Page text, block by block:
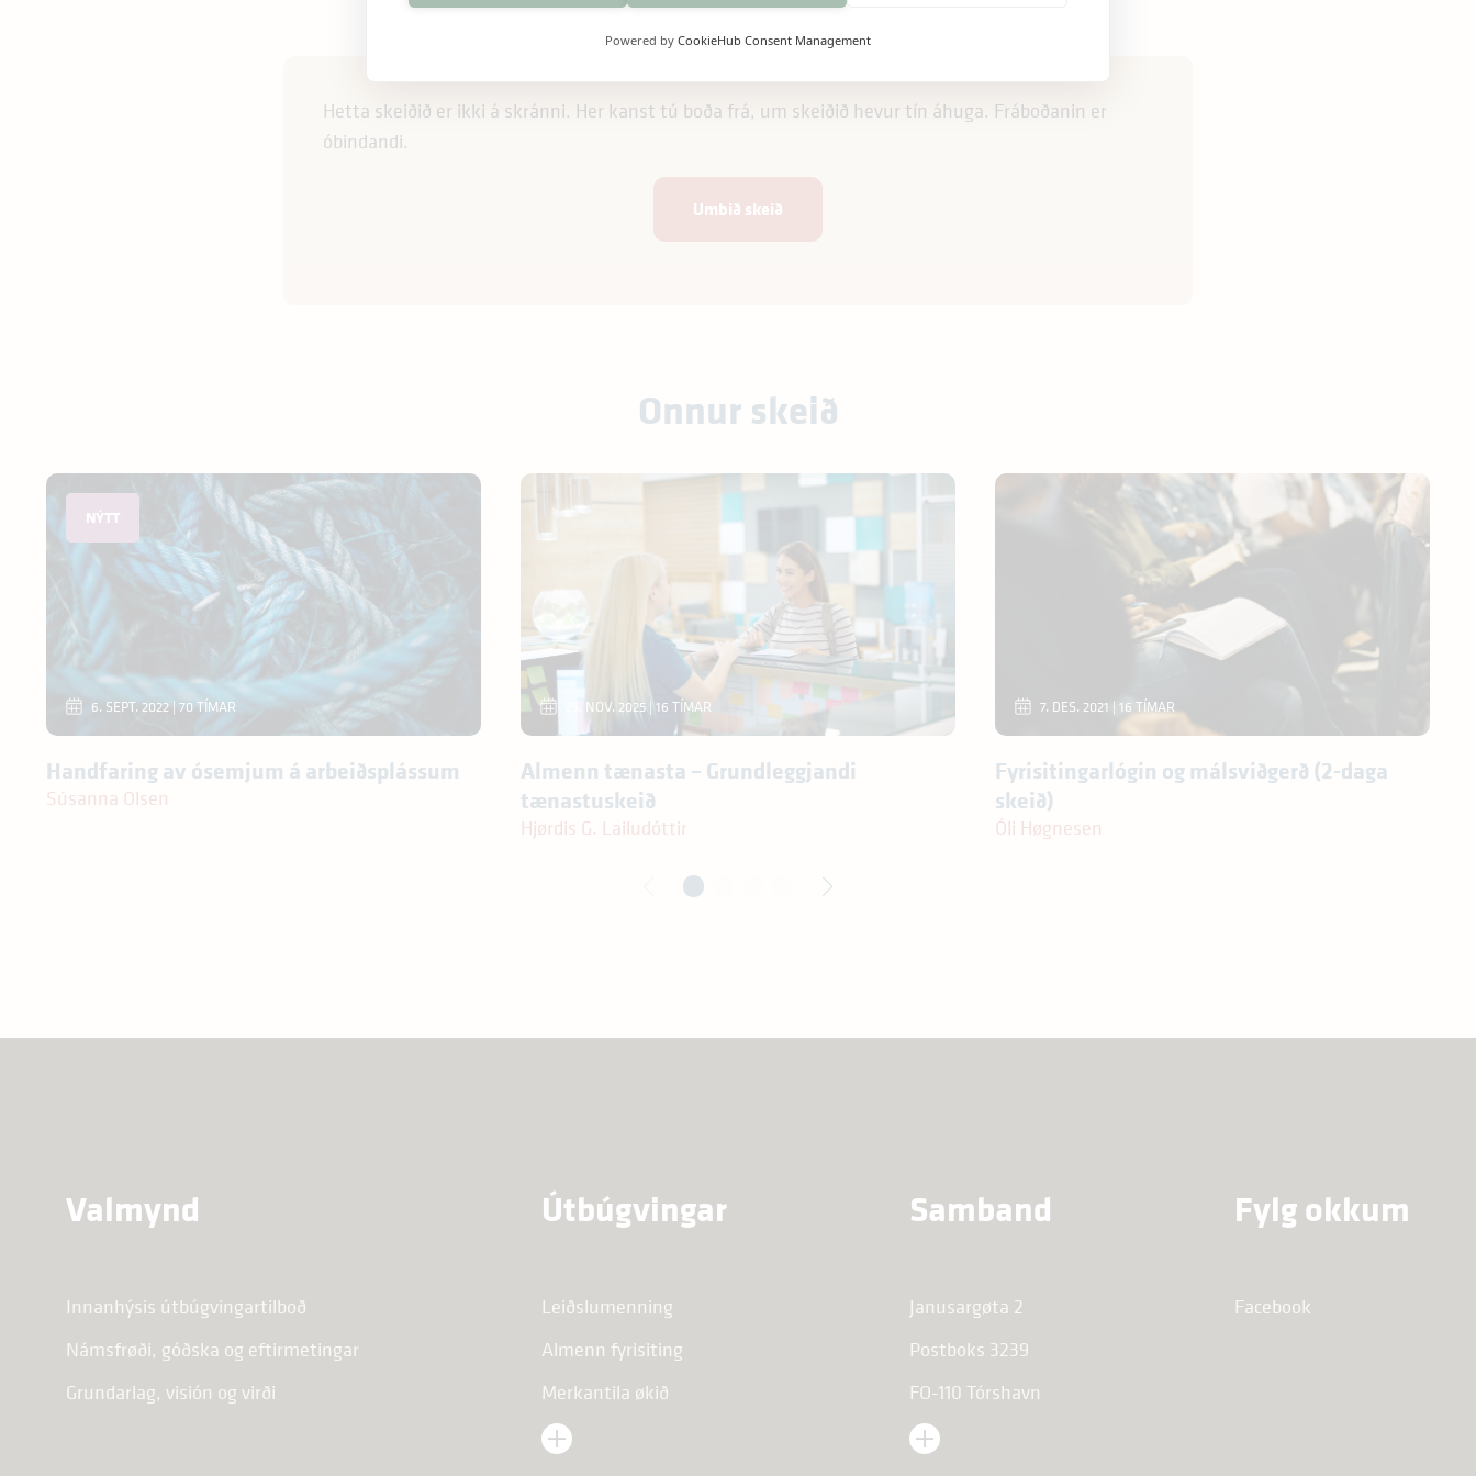
Hetta skeiðið er ikki á skránni. Her kanst tú boða frá, um skeiðið hevur tín áhuga. Fráboðanin er
óbindandi.
Umbið skeið
Onnur skeið
NÝTT
6. SEPT. 2022 | 70 TÍMAR
Handfaring av ósemjum á arbeiðsplássum
Súsanna Olsen
25. NOV. 2025 | 16 TÍMAR
Almenn tænasta – Grundleggjandi
tænastuskeið
Hjørdis G. Lailudóttir
7. DES. 2021 | 16 TÍMAR
Fyrisitingarlógin og málsviðgerð (2-daga
skeið)
Óli Høgnesen
Valmynd
Innanhýsis útbúgvingartilboð
Námsfrøði, góðska og eftirmetingar
Grundarlag, visión og virði
Útbúgvingar
Leiðslumenning
Almenn fyrisiting
Merkantila økið
Tekniska økið
Samband
Janusargøta 2
Postboks 3239
FO-110 Tórshavn
rro@glasir.fo
Fylg okkum
Facebook
Powered by CookieHub Consent Management